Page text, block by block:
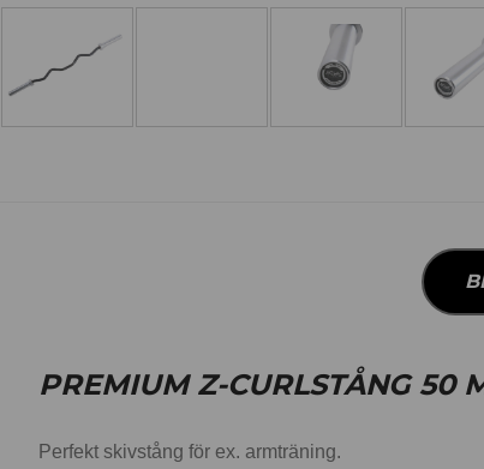
PREMIUM Z-CURLSTÅNG 50
Perfekt skivstång för ex. armträning.